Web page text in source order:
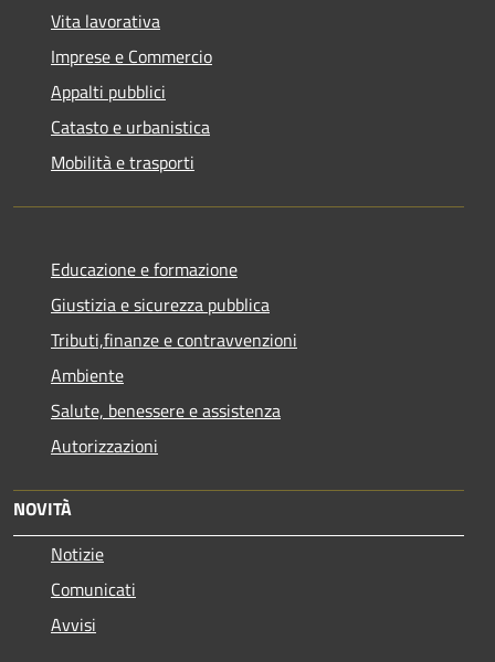
Vita lavorativa
Imprese e Commercio
Appalti pubblici
Catasto e urbanistica
Mobilità e trasporti
Educazione e formazione
Giustizia e sicurezza pubblica
Tributi,finanze e contravvenzioni
Ambiente
Salute, benessere e assistenza
Autorizzazioni
NOVITÀ
Notizie
Comunicati
Avvisi